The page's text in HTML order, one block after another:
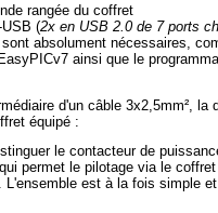
rangée du coffret
(2x en USB 2.0 de 7 ports
absolument nécessaires,
ainsi que le
d'un câble 3x2,5mm², la
équipé :
le contacteur de
permet le pilotage via le
. L'ensemble est à la fois simple